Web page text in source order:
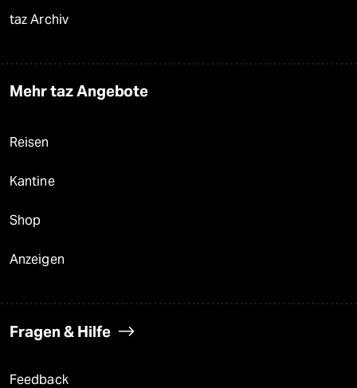
taz Archiv
Mehr taz Angebote
Reisen
Kantine
Shop
Anzeigen
Fragen & Hilfe
Feedback